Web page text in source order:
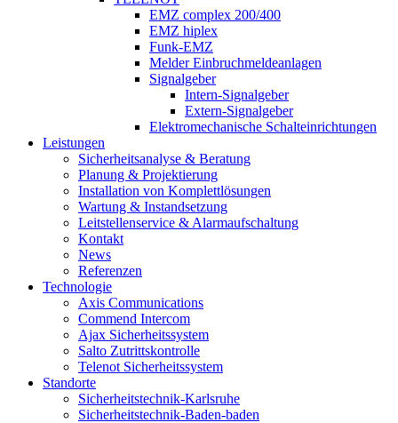
EMZ complex 200/400
EMZ hiplex
Funk-EMZ
Melder Einbruchmeldeanlagen
Signalgeber
Intern-Signalgeber
Extern-Signalgeber
Elektromechanische Schalteinrichtungen
Leistungen
Sicherheitsanalyse & Beratung
Planung & Projektierung​
Installation von Komplettlösungen
Wartung & Instandsetzung
Leitstellenservice & Alarmaufschaltung
Kontakt
News
Referenzen
Technologie
Axis Communications
Commend Intercom
Ajax Sicherheitssystem​
Salto Zutrittskontrolle
Telenot Sicherheitssystem
Standorte
Sicherheitstechnik-Karlsruhe
Sicherheitstechnik-Baden-baden